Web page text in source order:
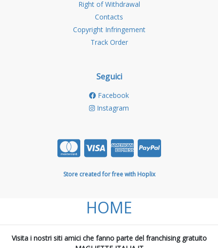
Right of Withdrawal
Contacts
Copyright Infringement
Track Order
Seguici
Facebook
Instagram
Store created for free with Hoplix
HOME
Visita i nostri siti amici che fanno parte del franchising gratuito